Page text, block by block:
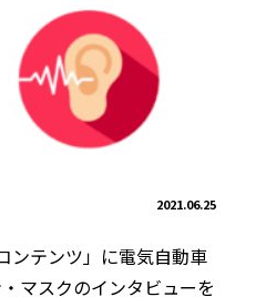
2021.06.25
ンテンツ」に電気自動車
マスクのインタビューを